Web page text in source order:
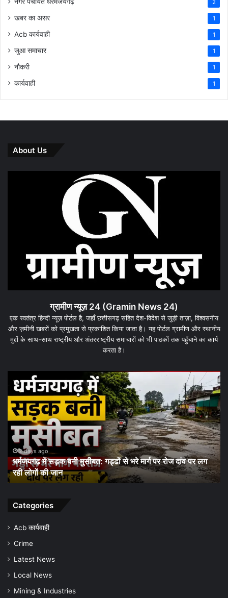
नगर पंचायत धरमजयगढ़ 2
खबर का असर 1
Acb कार्यवाही 1
जुआ समाचार 1
नौकरी 1
कार्यवाही 1
About Us
ग्रामीण न्यूज़ 24 (Gramin News 24)
एक स्वतंत्र हिन्दी न्यूज़ पोर्टल है, जहाँ छत्तीसगढ़ सहित देश-विदेश से जुड़ी ताज़ा, विश्वसनीय
और ज़मीनी खबरों को प्रमुखता से प्रकाशित किया जाता है। यह पोर्टल ग्रामीण और स्थानीय
मुद्दों के साथ-साथ राष्ट्रीय और अंतरराष्ट्रीय समाचारों को भी पाठकों तक पहुँचाने का कार्य
करता है।
days ago
में सड़क बनी मुसीबत: गड्ढों से भरे मार्ग पर रोज दांव पर लग
लोगों की जान
धरमजयगढ़
में
मलेरिया
अलर्ट:
स्वास्थ्य
विभाग
ने
शुरू
किया
जन-
जागरूकता
3
Categories
Acb कार्यवाही
Crime
Latest News
Local News
Mining & Industries